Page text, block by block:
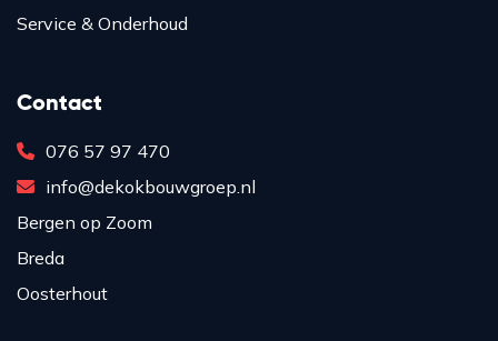
Service & Onderhoud
Contact
076 57 97 470
info@dekokbouwgroep.nl
Bergen op Zoom
Breda
Oosterhout